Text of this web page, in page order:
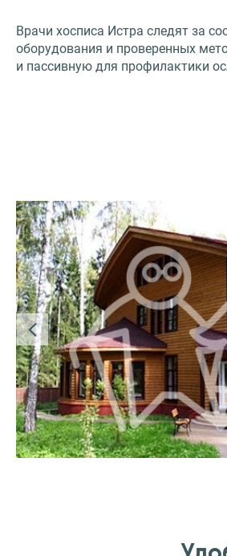
Врачи хосписа Истра следят за
оборудования и проверенных
и пассивную для профилактики